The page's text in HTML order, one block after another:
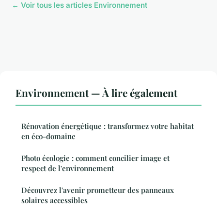
← Voir tous les articles Environnement
Environnement — À lire également
Rénovation énergétique : transformez votre habitat
en éco-domaine
Photo écologie : comment concilier image et
respect de l'environnement
Découvrez l'avenir prometteur des panneaux
solaires accessibles